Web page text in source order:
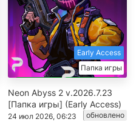
Папка игры
Early Access
Neon Abyss 2 v.2026.7.23
[Папка игры] (Early Access)
24 июл 2026, 06:23 обновлено